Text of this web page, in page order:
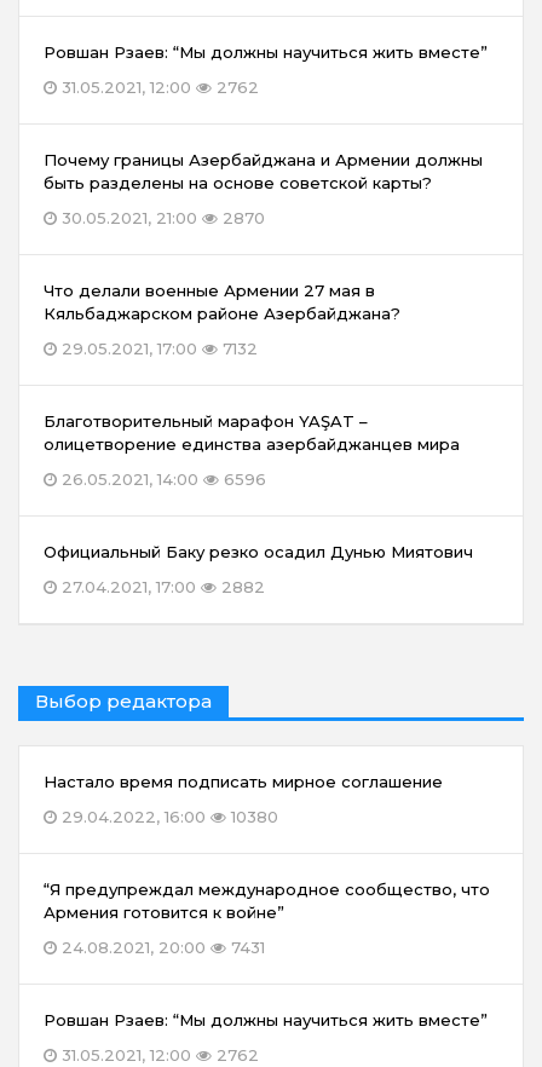
Ровшан Рзаев: “Мы должны научиться жить вместе”
31.05.2021, 12:00
2762
Почему границы Азербайджана и Армении должны
быть разделены на основе советской карты?
30.05.2021, 21:00
2870
Что делали военные Армении 27 мая в
Кяльбаджарском районе Азербайджана?
29.05.2021, 17:00
7132
Благотворительный марафон YAŞAT –
олицетворение единства азербайджанцев мира
26.05.2021, 14:00
6596
Официальный Баку резко осадил Дунью Миятович
27.04.2021, 17:00
2882
Выбор редактора
Настало время подписать мирное соглашение
29.04.2022, 16:00
10380
“Я предупреждал международное сообщество, что
Армения готовится к войне”
24.08.2021, 20:00
7431
Ровшан Рзаев: “Мы должны научиться жить вместе”
31.05.2021, 12:00
2762